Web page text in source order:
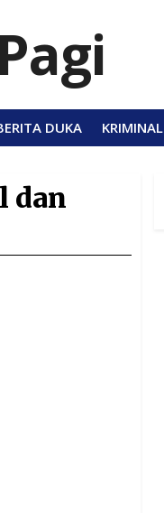
DUKA KRIMINAL
dan